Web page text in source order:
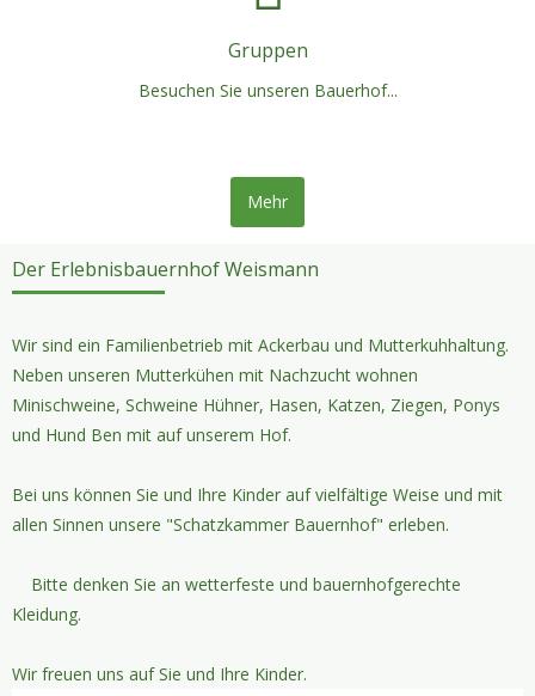
Gruppen
Besuchen Sie unseren Bauerhof...
Mehr
Der Erlebnisbauernhof Weismann
Wir sind ein Familienbetrieb mit Ackerbau und Mutterkuhhaltung.
Neben unseren Mutterkühen mit Nachzucht wohnen
Minischweine, Schweine Hühner, Hasen, Katzen, Ziegen, Ponys
und Hund Ben mit auf unserem Hof.
Bei uns können Sie und Ihre Kinder auf vielfältige Weise und mit
allen Sinnen unsere "Schatzkammer Bauernhof" erleben.
Bitte denken Sie an wetterfeste und bauernhofgerechte
Kleidung.
Wir freuen uns auf Sie und Ihre Kinder.